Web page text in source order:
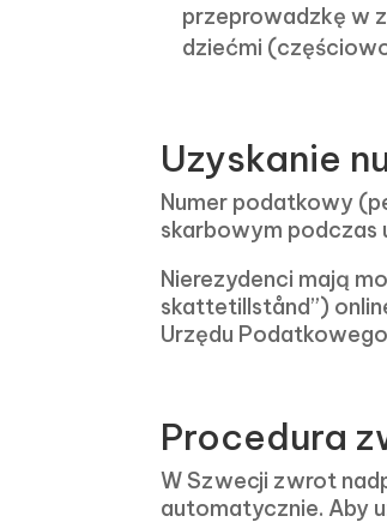
przeprowadzkę w
dziećmi
Uzyskanie
Numer podatkowy
skarbowym podczas
Nierezydenci mają
skattetillstånd”)
Urzędu
Procedura
W Szwecji zwrot
automatycznie. Aby